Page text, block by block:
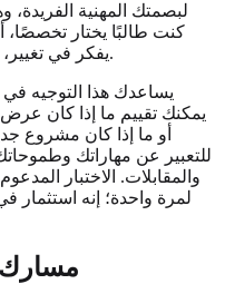
لبصمتك المهنية
كنت طالبًا يختار تخصصًا،
يفكر في تغيير، فإن هذه المعرفة الذاتية تعد أصلًا قويًا.
يساعدك هذا التوجيه في
يمكنك تقييم ما إذا كان
أو ما إذا كان مشروع
للتعبير عن مهاراتك
والمقابلات. الاختبار
لمرة واحدة؛ إنه
مسارك